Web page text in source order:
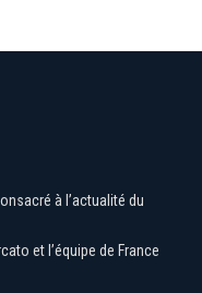
à l’actualité du
et l’équipe de France